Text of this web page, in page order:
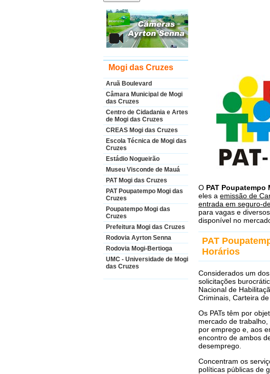
Mogi das Cruzes
Aruã Boulevard
Câmara Municipal de Mogi
das Cruzes
Centro de Cidadania e Artes
de Mogi das Cruzes
CREAS Mogi das Cruzes
Escola Técnica de Mogi das
Cruzes
Estádio Nogueirão
Museu Visconde de Mauá
PAT Mogi das Cruzes
PAT Poupatempo Mogi das
Cruzes
Poupatempo Mogi das
Cruzes
Prefeitura Mogi das Cruzes
Rodovia Ayrton Senna
Rodovia Mogi-Bertioga
UMC - Universidade de Mogi
das Cruzes
O PAT Poupatempo
eles a emissão de
entrada em seguro-
para vagas e
disponível no
PAT
Horários
Considerados um
solicitações
Nacional de
Criminais, Carteira
Os PATs têm por
mercado de
por emprego e, aos
encontro de ambos
desemprego.
Concentram os
políticas públicas de